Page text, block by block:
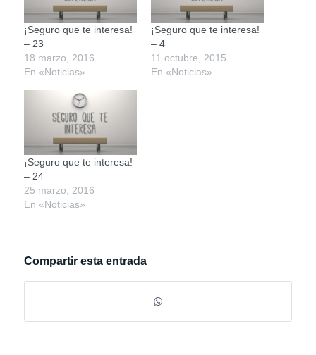
¡Seguro que te interesa!
– 23
18 marzo, 2016
En «Noticias»
¡Seguro que te interesa!
– 4
11 octubre, 2015
En «Noticias»
¡Seguro que te interesa!
– 24
25 marzo, 2016
En «Noticias»
Compartir esta entrada